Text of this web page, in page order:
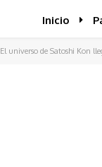
Inicio
El universo de Satoshi Kon